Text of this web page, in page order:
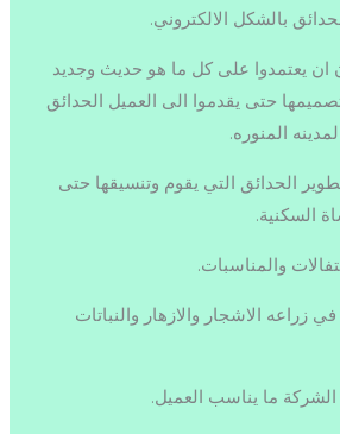
بالشكل الالكتروني.
يعتمدوا على كل ما هو حديث وجديد
حتى يقدموا الى العميل الحدائق
المنوره.
الحدائق التي يقوم وتنسيقها حتى
السكنية.
والمناسبات.
زراعه الاشجار والازهار والنباتات
ما يناسب العميل.